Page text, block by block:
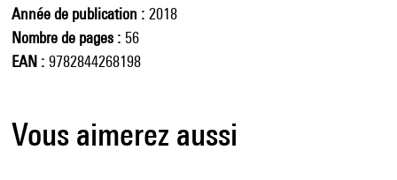
Année de publication
2018
Nombre de pages
56
EAN
9782844268198
Vous aimerez aussi